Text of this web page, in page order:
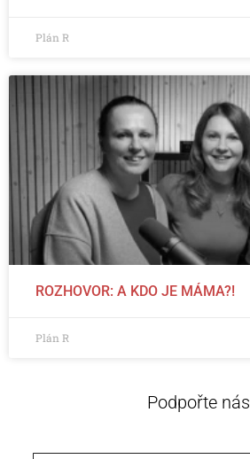
Plán R
ROZHOVOR: A KDO JE MÁMA?!
Plán R
Podpořte nás